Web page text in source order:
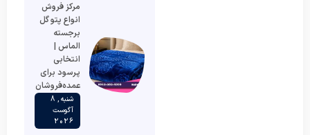
مرکز فروش
انواع پتو گل
برجسته
الماس |
انتخابی
پرسود برای
عمده‌فروشان
شنبه , 8
آگوست
2026